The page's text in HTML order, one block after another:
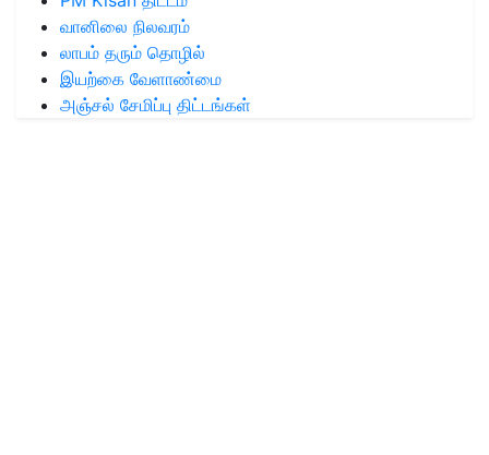
வானிலை நிலவரம்
லாபம் தரும் தொழில்
இயற்கை வேளாண்மை
அஞ்சல் சேமிப்பு திட்டங்கள்